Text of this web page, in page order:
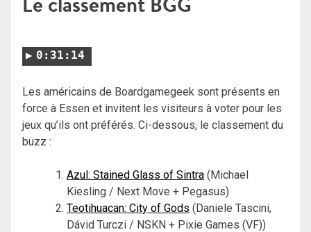
0:31:14
Les américains de Boardgamegeek sont présents en
force à Essen et invitent les visiteurs à voter pour les
jeux qu’ils ont préférés. Ci-dessous, le classement du
buzz :
Azul: Stained Glass of Sintra (Michael
Kiesling / Next Move + Pegasus)
Teotihuacan: City of Gods (Daniele Tascini,
Dávid Turczi / NSKN + Pixie Games (VF))